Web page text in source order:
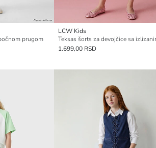
prugom
LCW Kids
1.699,00 RSD